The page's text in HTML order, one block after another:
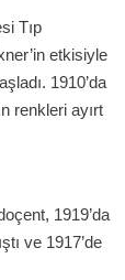
Tıp
etkisiyle
1910’da
renkleri ayırt
1919’da
ve 1917’de